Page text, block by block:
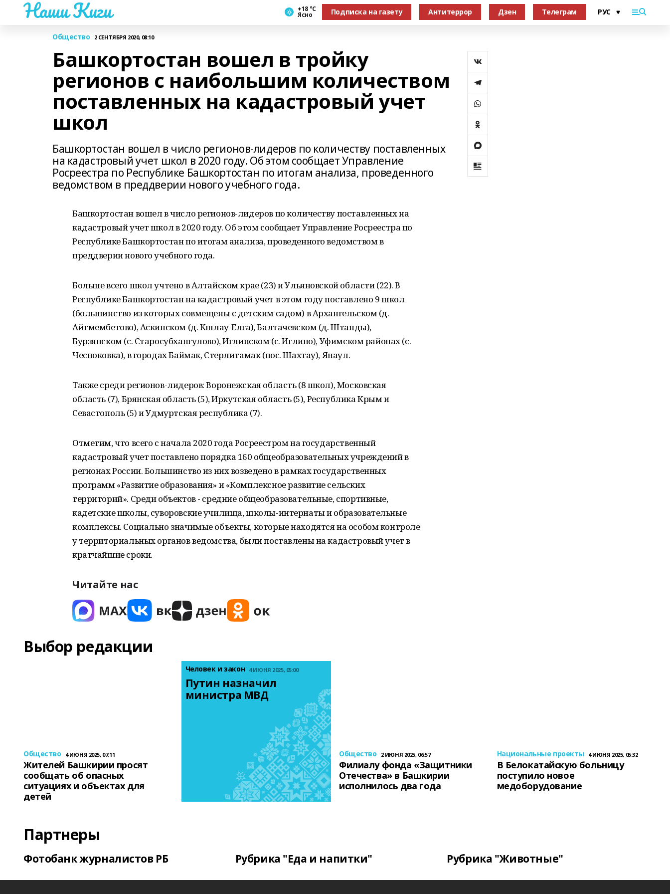
Наши Киги +18 °С
Ясно Подписка на газету Антитеррор Дзен Телеграм
Общество 2 СЕНТЯБРЯ 2020, 08:10
Башкортостан вошел в тройку
регионов с наибольшим количеством
поставленных на кадастровый учет
школ
Башкортостан вошел в число регионов-лидеров по количеству поставленных
на кадастровый учет школ в 2020 году. Об этом сообщает Управление
Росреестра по Республике Башкортостан по итогам анализа, проведенного
ведомством в преддверии нового учебного года.
Башкортостан вошел в число регионов-лидеров по количеству поставленных на
кадастровый учет школ в 2020 году. Об этом сообщает Управление Росреестра по
Республике Башкортостан по итогам анализа, проведенного ведомством в
преддверии нового учебного года.
Больше всего школ учтено в Алтайском крае (23) и Ульяновской области (22). В
Республике Башкортостан на кадастровый учет в этом году поставлено 9 школ
(большинство из которых совмещены с детским садом) в Архангельском (д.
Айтмембетово), Аскинском (д. Кшлау-Елга), Балтачевском (д. Штанды),
Бурзянском (с. Старосубхангулово), Иглинском (с. Иглино), Уфимском районах (с.
Чесноковка), в городах Баймак, Стерлитамак (пос. Шахтау), Янаул.
Также среди регионов-лидеров: Воронежская область (8 школ), Московская
область (7), Брянская область (5), Иркутская область (5), Республика Крым и
Севастополь (5) и Удмуртская республика (7).
Отметим, что всего с начала 2020 года Росреестром на государственный
кадастровый учет поставлено порядка 160 общеобразовательных учреждений в
регионах России. Большинство из них возведено в рамках государственных
программ «Развитие образования» и «Комплексное развитие сельских
территорий». Среди объектов - средние общеобразовательные, спортивные,
кадетские школы, суворовские училища, школы-интернаты и образовательные
комплексы. Социально значимые объекты, которые находятся на особом контроле
у территориальных органов ведомства, были поставлены на кадастровый учет в
кратчайшие сроки.
Читайте нас
Выбор редакции
Общество 4 ИЮНЯ 2025, 07:11
Жителей Башкирии просят
сообщать об опасных
ситуациях и объектах для
детей
Человек и закон 4 ИЮНЯ 2025, 05:00
Путин назначил
министра МВД
Общество 2 ИЮНЯ 2025, 06:57
Филиалу фонда «Защитники
Отечества» в Башкирии
исполнилось два года
Национальные проекты 4 ИЮНЯ 2025, 05:32
В Белокатайскую больницу
поступило новое
медоборудование
Партнеры
Фотобанк журналистов РБ Рубрика "Еда и напитки" Рубрика "Животные"